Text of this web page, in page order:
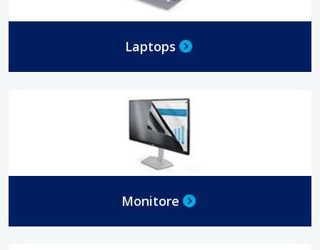
Laptops
Monitore